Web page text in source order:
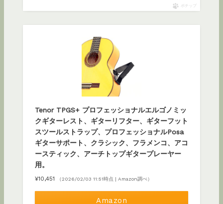
ポチップ
Tenor TPGS+ プロフェッショナルエルゴノミッ
クギターレスト、ギターリフター、ギターフット
スツールストラップ、プロフェッショナルPosa
ギターサポート、クラシック、フラメンコ、アコ
ースティック、アーチトップギタープレーヤー
用。
¥10,451 （2026/02/03 11:51時点 | Amazon調べ）
Amazon